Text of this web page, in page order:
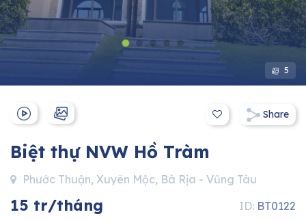
Liên hệ
Hotline:0911 832 832
5
Share
Biệt thự NVW Hồ Tràm
Phước Thuận, Xuyên Mộc, Bà Rịa - Vũng Tàu
15 tr/tháng ID: BT0122